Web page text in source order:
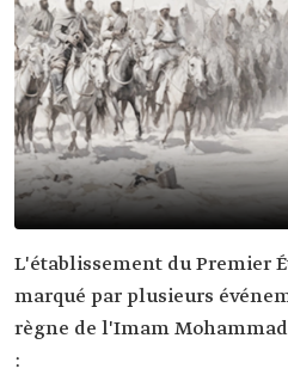
L'établissement du Premier
marqué par plusieurs
règne de l'Imam
: